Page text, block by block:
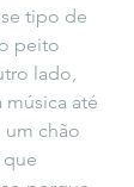
tipo de
peito
lado,
música até
chão